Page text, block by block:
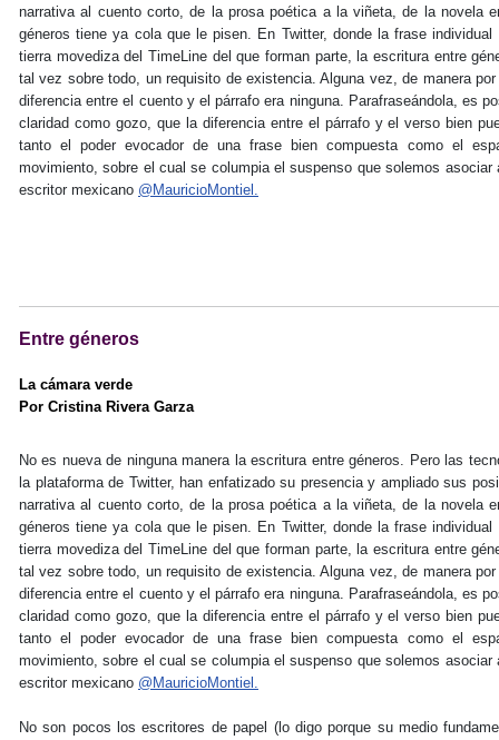
narrativa al cuento corto, de la prosa poética a la viñeta, de la novela
géneros tiene ya cola que le pisen. En Twitter, donde la frase
tierra movediza del TimeLine del que forman parte, la escritura entre
tal vez sobre todo, un requisito de existencia. Alguna vez, de manera
diferencia entre el cuento y el párrafo era ninguna. Parafraseándola, es
claridad como gozo, que la diferencia entre el párrafo y el verso bien
tanto el poder evocador de una frase bien compuesta como el
movimiento, sobre el cual se columpia el suspenso que solemos
escritor mexicano @MauricioMontiel.
Entre géneros
La cámara verde
Por Cristina Rivera Garza
No es nueva de ninguna manera la escritura entre géneros. Pero las
la plataforma de Twitter, han enfatizado su presencia y ampliado sus
narrativa al cuento corto, de la prosa poética a la viñeta, de la novela
géneros tiene ya cola que le pisen. En Twitter, donde la frase
tierra movediza del TimeLine del que forman parte, la escritura entre
tal vez sobre todo, un requisito de existencia. Alguna vez, de manera
diferencia entre el cuento y el párrafo era ninguna. Parafraseándola, es
claridad como gozo, que la diferencia entre el párrafo y el verso bien
tanto el poder evocador de una frase bien compuesta como el
movimiento, sobre el cual se columpia el suspenso que solemos
escritor mexicano @MauricioMontiel.
No son pocos los escritores de papel (lo digo porque su medio